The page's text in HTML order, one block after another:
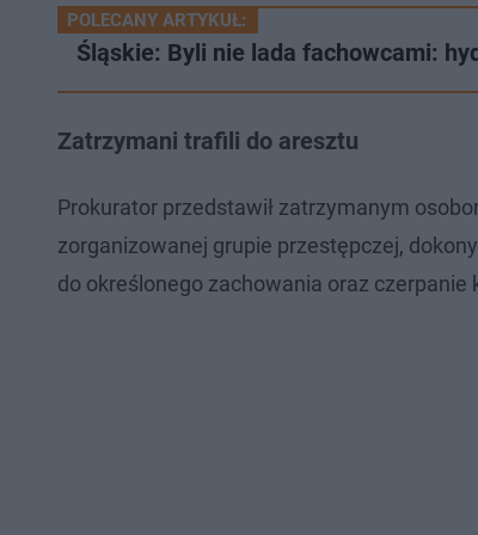
POLECANY ARTYKUŁ:
Śląskie: Byli nie lada fachowcami:
Zatrzymani trafili do aresztu
Prokurator przedstawił zatrzymanym
zorganizowanej grupie przestępczej,
do określonego zachowania oraz